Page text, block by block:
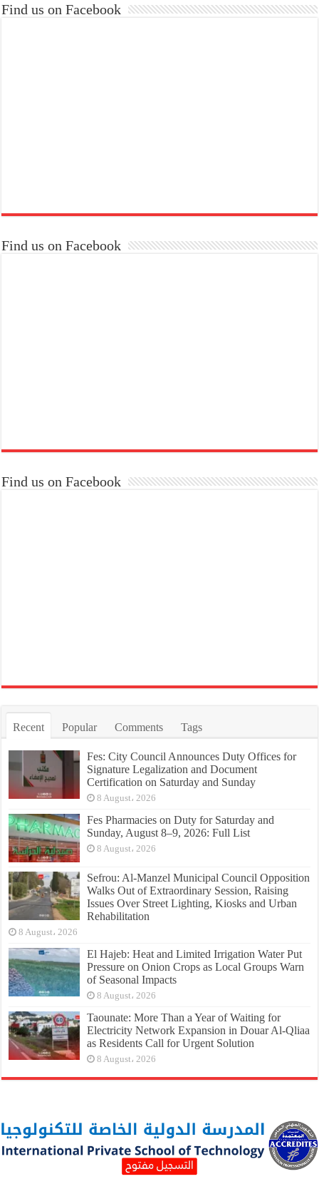
Find us on Facebook
Find us on Facebook
Find us on Facebook
Recent Popular Comments Tags
Fes: City Council Announces Duty Offices for
Signature Legalization and Document
Certification on Saturday and Sunday
8 August، 2026
Fes Pharmacies on Duty for Saturday and
Sunday, August 8–9, 2026: Full List
8 August، 2026
Sefrou: Al-Manzel Municipal Council Opposition
Walks Out of Extraordinary Session, Raising
Issues Over Street Lighting, Kiosks and Urban
Rehabilitation
8 August، 2026
El Hajeb: Heat and Limited Irrigation Water Put
Pressure on Onion Crops as Local Groups Warn
of Seasonal Impacts
8 August، 2026
Taounate: More Than a Year of Waiting for
Electricity Network Expansion in Douar Al-Qliaa
as Residents Call for Urgent Solution
8 August، 2026